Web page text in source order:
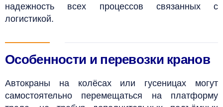
надежность всех процессов связанных с
логистикой.
Особенности и перевозки кранов
Автокраны на колёсах или гусеницах могут
самостоятельно перемещаться на платформу